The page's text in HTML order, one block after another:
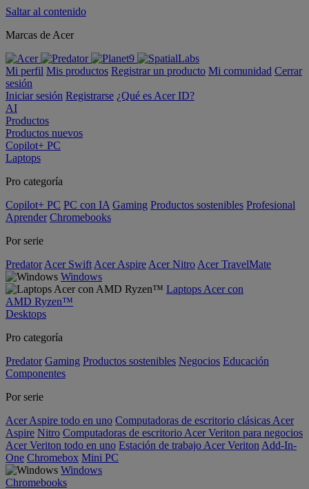
Saltar al contenido
Marcas de Acer
Mi perfil Mis productos Registrar un producto Mi comunidad Cerrar
sesión
Iniciar sesión Registrarse ¿Qué es Acer ID?
AI
Productos
Productos nuevos
Copilot+ PC
Laptops
Pro categoría
Copilot+ PC PC con IA Gaming Productos sostenibles Profesional
Aprender Chromebooks
Por serie
Predator Acer Swift Acer Aspire Acer Nitro Acer TravelMate
Windows
Laptops Acer con
AMD Ryzen™
Desktops
Pro categoría
Predator Gaming Productos sostenibles Negocios Educación
Componentes
Por serie
Acer Aspire todo en uno Computadoras de escritorio clásicas Acer
Aspire Nitro Computadoras de escritorio Acer Veriton para negocios
Acer Veriton todo en uno Estación de trabajo Acer Veriton Add-In-
One Chromebox Mini PC
Windows
Chromebooks